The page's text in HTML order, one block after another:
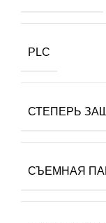
PLC
СТЕПЕРЬ
СЪЕМНАЯ